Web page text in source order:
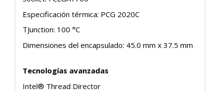
Especificación térmica: PCG 2020C
TJunction: 100 °C
Dimensiones del encapsulado: 45.0 mm x 37.5 mm
Tecnologías avanzadas
Intel® Thread Director